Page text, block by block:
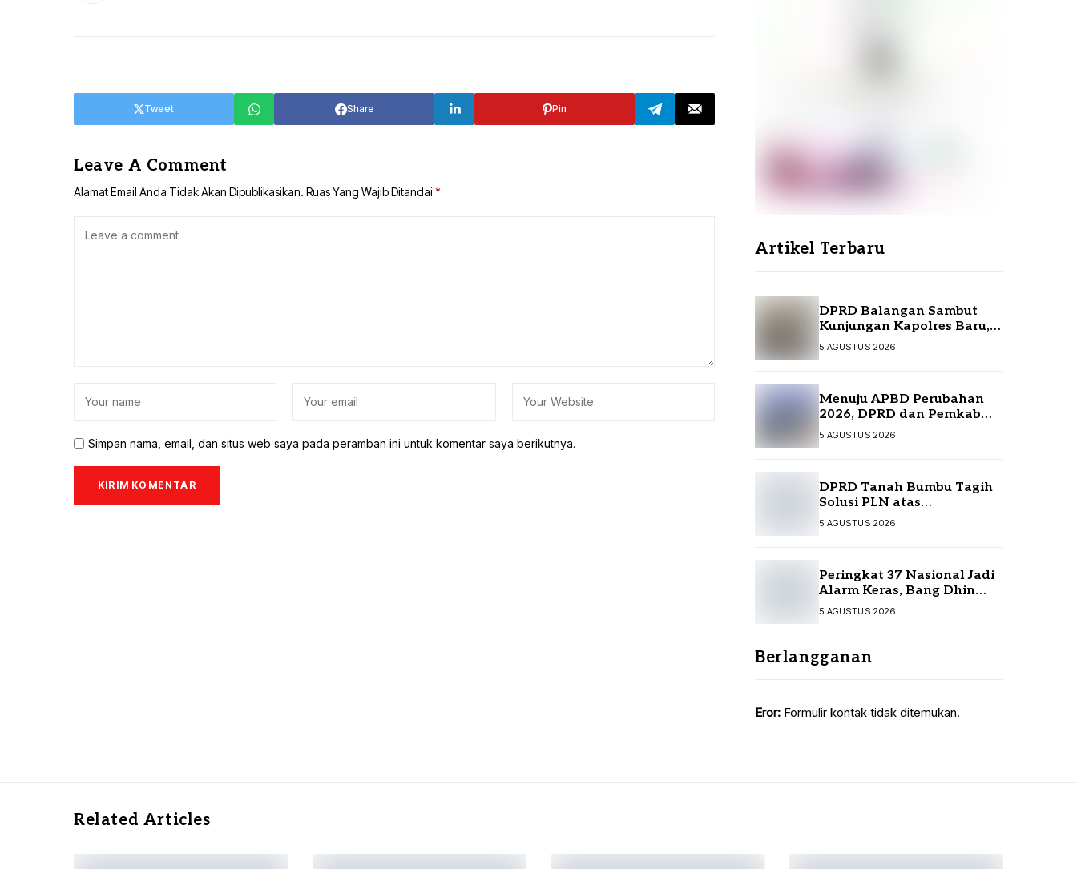
TANAH LAUT
Share
Tweet Pin
Leave A Comment
Alamat Email Anda Tidak Akan Dipublikasikan. Ruas Yang Wajib Ditandai *
Simpan nama, email, dan situs web saya pada peramban ini untuk komentar saya berikutnya.
Artikel Terbaru
DPRD Balangan Sambut
Kunjungan Kapolres Baru,
Perkuat Sinergi
5 AGUSTUS 2026
Menuju APBD Perubahan
2026, DPRD dan Pemkab
Tanah Bumbu Resmi
5 AGUSTUS 2026
DPRD Tanah Bumbu Tagih
Solusi PLN atas
Pemadaman Listrik,
5 AGUSTUS 2026
Peringkat 37 Nasional Jadi
Alarm Keras, Bang Dhin
Desak Evaluasi Total
5 AGUSTUS 2026
Berlangganan
Eror: Formulir kontak tidak ditemukan.
Related Articles